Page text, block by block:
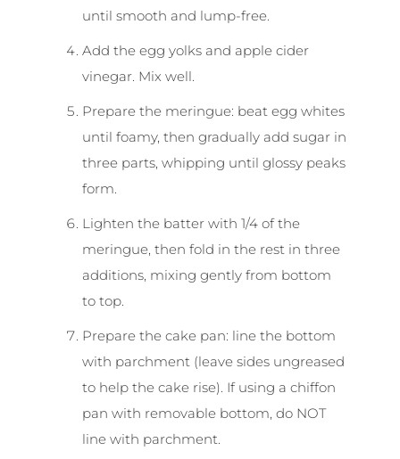
until smooth and lump-free.
Add the egg yolks and apple cider
vinegar. Mix well.
Prepare the meringue: beat egg whites
until foamy, then gradually add sugar in
three parts, whipping until glossy peaks
form.
Lighten the batter with 1/4 of the
meringue, then fold in the rest in three
additions, mixing gently from bottom
to top.
Prepare the cake pan: line the bottom
with parchment (leave sides ungreased
to help the cake rise). If using a chiffon
pan with removable bottom, do NOT
line with parchment.